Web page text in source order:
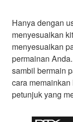
Hanya dengan
menyesuaikan
menyesuaikan
permainan
sambil bermain
cara
petunjuk yang